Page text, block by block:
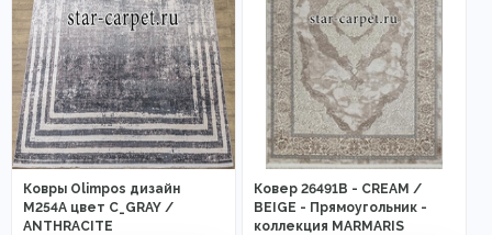
Ковры Olimpos дизайн
M254A цвет C_GRAY /
ANTHRACITE
Ковер 26491B - CREAM /
BEIGE - Прямоугольник -
коллекция MARMARIS